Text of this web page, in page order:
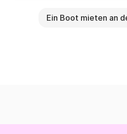
Ein Boot mieten an